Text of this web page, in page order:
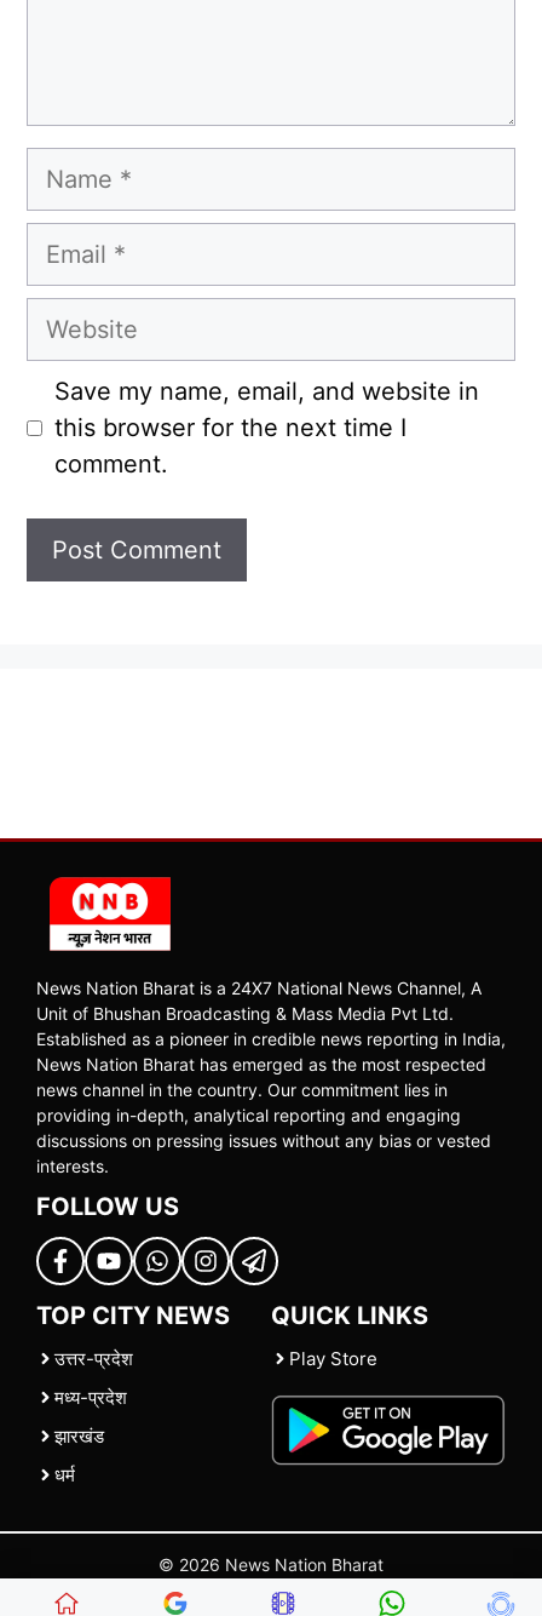
Name
Email
Website
Save my name, email, and website in
this browser for the next time I
comment.
News Nation Bharat is a 24X7 National News Channel, A
Unit of Bhushan Broadcasting & Mass Media Pvt Ltd.
Established as a pioneer in credible news reporting in India,
News Nation Bharat has emerged as the most respected
news channel in the country. Our commitment lies in
providing in-depth, analytical reporting and engaging
discussions on pressing issues without any bias or vested
interests.
FOLLOW US
TOP CITY NEWS
उत्तर-प्रदेश
मध्य-प्रदेश
झारखंड
धर्म
QUICK LINKS
Play Store
© 2026 News Nation Bharat
| |Contact Us |Policies Terms and Conditions